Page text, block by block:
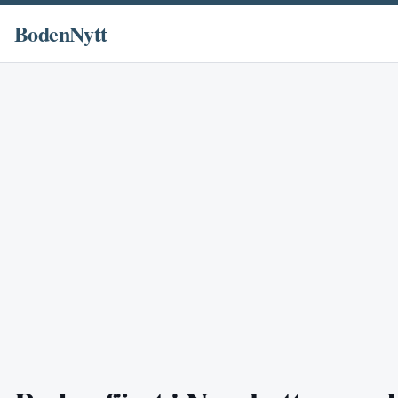
BodenNytt